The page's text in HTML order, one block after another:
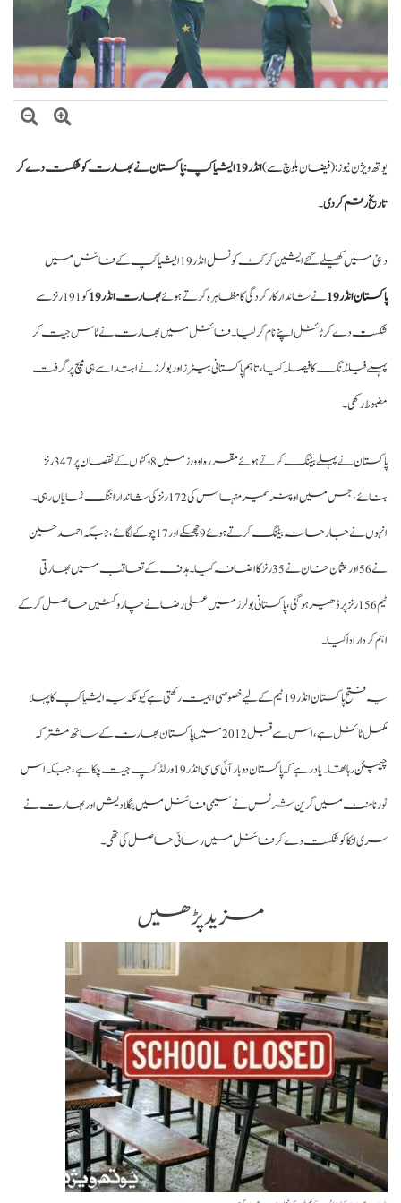
صومالی وزیر دفاع کا اعلیٰ عسکری قیادت سے ملاقات، دفاعی تعاون بڑھانے پر
ویژن نیوز : (فیضان بلوچ سے)
انڈر 19 ایشیا کپ: پاکستان نے بھارت کو شکست دے کر
رقم کر دی۔
میں کھیلے گئے ایشین کرکٹ کونسل انڈر 19 ایشیا کپ کے فائنل میں
انڈر 19
نے شاندار کارکردگی کا مظاہرہ کرتے ہوئےبھارت انڈر 19
کو 191 رنز سے
دے کر ٹائٹل اپنے نام کر لیا۔ فائنل میں بھارت نے ٹاس جیت کر
فیلڈنگ کا فیصلہ کیا، تاہم پاکستانی بیٹرز اور بولرز نے ابتدا سے ہی میچ پر گرفت
رکھی۔
پاکستان نے پہلے بیٹنگ کرتے ہوئے مقررہ اوورز میں 8 وکٹوں کے نقصان پر 347 رنز
بنائے، جس میں اوپنر سمیر منہاس کی 172 رنز کی شاندار اننگ نمایاں رہی۔
انہوں نے جارحانہ بیٹنگ کرتے ہوئے 9 چھکے اور 17 چوکے لگائے، جبکہ احمد حسین
نے 56 اور عثمان خان نے 35 رنز کا اضافہ کیا۔ ہدف کے تعاقب میں بھارتی
ٹیم 156 رنز پر ڈھیر ہو گئی، پاکستانی بولرز میں علی رضا نے چار وکٹیں حاصل کر کے
کردار ادا کیا۔
یہ فتح پاکستان انڈر 19 ٹیم کے لیے خصوصی اہمیت رکھتی ہے کیونکہ یہ ایشیا کپ کا پہلا
مکمل ٹائٹل ہے، اس سے قبل 2012 میں پاکستان بھارت کے ساتھ مشترکہ
چیمپئن رہا تھا۔ یاد رہے کہ پاکستان دو بار آئی سی سی انڈر 19 ورلڈ کپ جیت چکا ہے، جبکہ اس
میں گرین شرٹس نے سیمی فائنل میں بنگلادیش اور بھارت نے
لنکا کو شکست دے کر فائنل میں رسائی حاصل کی تھی۔
مزید پڑھیں